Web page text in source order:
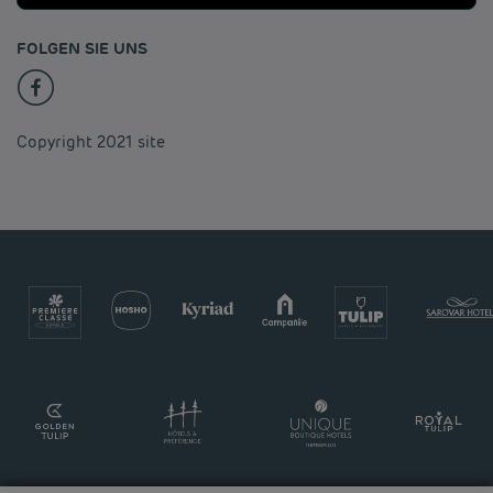
FOLGEN SIE UNS
Copyright 2021 site